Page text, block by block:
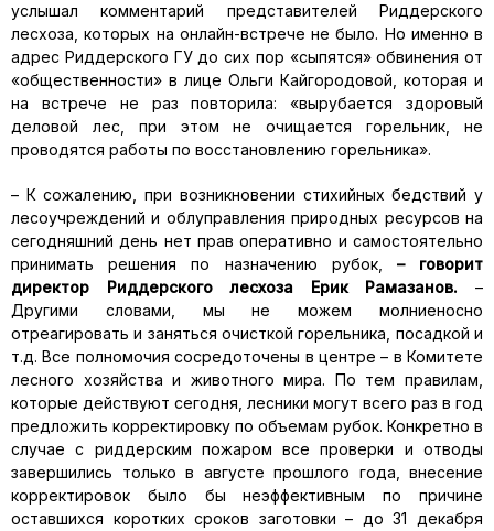
услышал комментарий представителей Риддерского
лесхоза, которых на онлайн-встрече не было. Но именно в
адрес Риддерского ГУ до сих пор «сыпятся» обвинения от
«общественности» в лице Ольги Кайгородовой, которая и
на встрече не раз повторила: «вырубается здоровый
деловой лес, при этом не очищается горельник, не
проводятся работы по восстановлению горельника».
– К сожалению, при возникновении стихийных бедствий у
лесоучреждений и облуправления природных ресурсов на
сегодняшний день нет прав оперативно и самостоятельно
принимать решения по назначению рубок, – говорит
директор Риддерского лесхоза Ерик Рамазанов. –
Другими словами, мы не можем молниеносно
отреагировать и заняться очисткой горельника, посадкой и
т.д. Все полномочия сосредоточены в центре – в Комитете
лесного хозяйства и животного мира. По тем правилам,
которые действуют сегодня, лесники могут всего раз в год
предложить корректировку по объемам рубок. Конкретно в
случае с риддерским пожаром все проверки и отводы
завершились только в августе прошлого года, внесение
корректировок было бы неэффективным по причине
оставшихся коротких сроков заготовки – до 31 декабря